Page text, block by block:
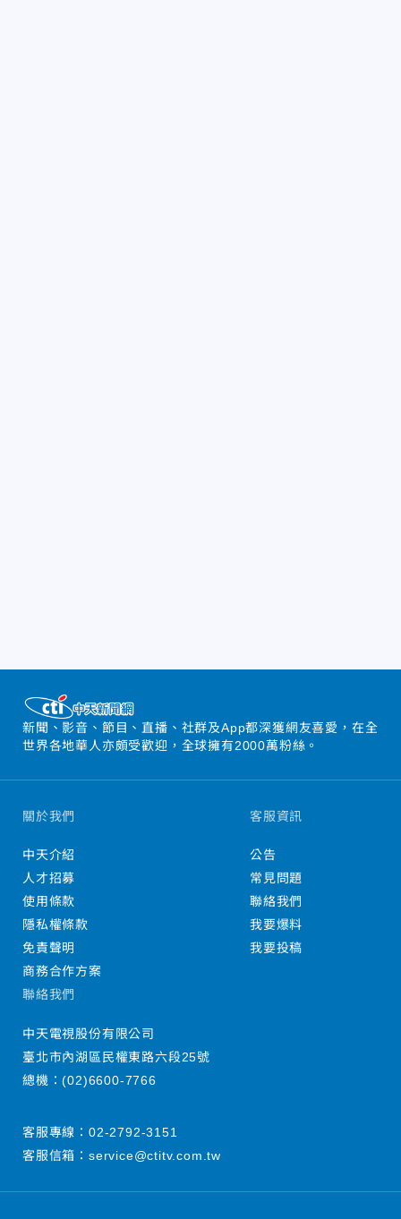
新聞、影音、節目、直播、社群及App都深獲網友喜愛，在全
世界各地華人亦頗受歡迎，全球擁有2000萬粉絲。
關於我們
中天介紹
人才招募
使用條款
隱私權條款
免責聲明
商務合作方案
客服資訊
公告
常見問題
聯絡我們
我要爆料
我要投稿
聯絡我們
中天電視股份有限公司
臺北市內湖區民權東路六段25號
總機：(02)6600-7766
客服專線： 02-2792-3151
客服信箱： service@ctitv.com.tw